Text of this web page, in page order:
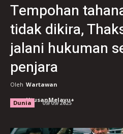
Tempohan
tidak dikira,
jalani hukuman
penjara
Oleh Wartawan
UtusanMelayu+
Dunia 09/09/2025